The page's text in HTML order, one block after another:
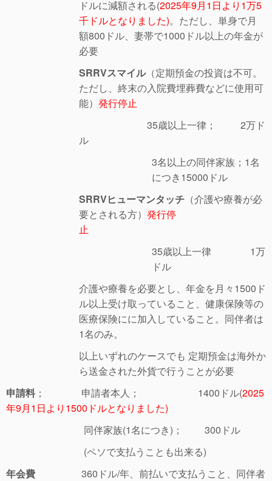
ドルに減額される(2025年9月1日より1万5
千ドルとなりました)。ただし、単身で月
額800ドル、妻帯で1000ドル以上の年金が
必要
SRRVスマイル（定期預金の投資は不可。
ただし、終末の入院費埋葬費などに使用可
能） 発行停止
35歳以上一律； 2万ド
ル
3名以上の同伴家族；1名
につき15000ドル
SRRVヒューマンタッチ （介護や療養が必
要とされる方） 発行停
止
35歳以上一律 1万
ドル
介護や療養を必要とし、年金を月々1500ド
ル以上受け取っていること、健康保険等の
医療保険にに加入していること。同伴者は
1名のみ。
以上いずれのケースでも 定期預金は海外か
ら送金された外貨で行うことが必要
申請料 ； 申請者本人； 1400ドル(2025
年9月1日より1500ドルとなりました)
同伴家族(1名につき)； 300ドル
(ペソで支払うことも出来る)
年会費 360ドル/年、前払いで支払うこと、同伴者